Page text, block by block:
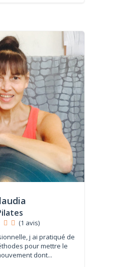
(1 avis)
j ai pratiqué de
pour mettre le
dont...